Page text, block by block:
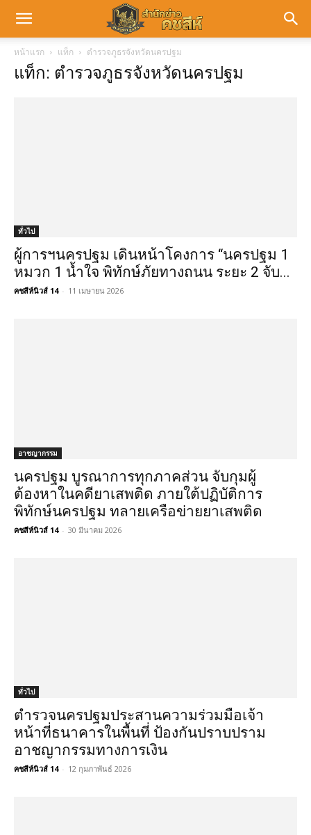
หน้าแรก แท็ก ตำรวจภูธรจังหวัดนครปฐม
แท็ก: ตำรวจภูธรจังหวัดนครปฐม
ทั่วไป
ผู้การฯนครปฐม เดินหน้าโคงการ “นครปฐม 1
หมวก 1 น้ำใจ พิทักษ์ภัยทางถนน ระยะ 2 จับ...
คชสีห์นิวส์ 14 - 11 เมษายน 2026
อาชญากรรม
นครปฐม บูรณาการทุกภาคส่วน จับกุมผู้
ต้องหาในคดียาเสพติด ภายใต้ปฏิบัติการ
พิทักษ์นครปฐม ทลายเครือข่ายยาเสพติด
คชสีห์นิวส์ 14 - 30 มีนาคม 2026
ทั่วไป
ตำรวจนครปฐมประสานความร่วมมือเจ้า
หน้าที่ธนาคารในพื้นที่ ป้องกันปราบปราม
อาชญากรรมทางการเงิน
คชสีห์นิวส์ 14 - 12 กุมภาพันธ์ 2026